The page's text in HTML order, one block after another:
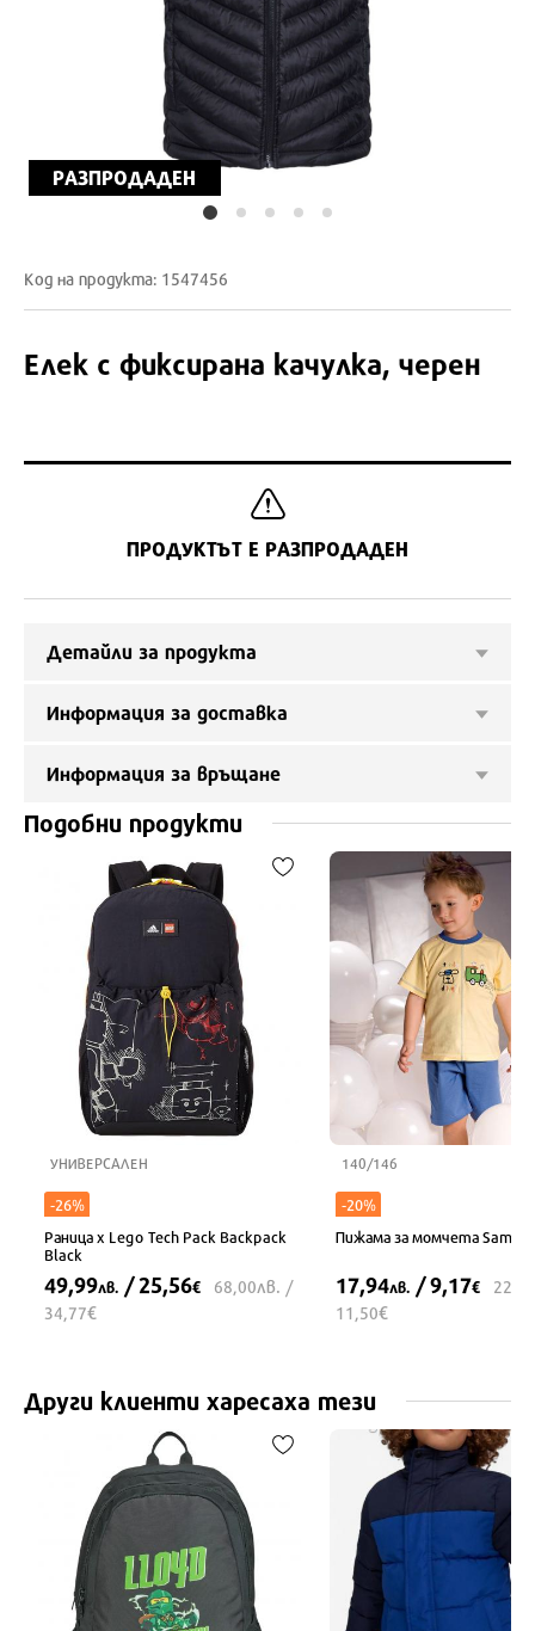
РАЗПРОДАДЕН
Код на продукта: 1547456
Елек с фиксирана качулка, черен
ПРОДУКТЪТ Е РАЗПРОДАДЕН
Детайли за продукта
Информация за доставка
Информация за връщане
Подобни продукти
УНИВЕРСАЛЕН
-26%
Раница x Lego Tech Pack Backpack
Black
49,99лв. / 25,56€ 68,00лв. /
34,77€
140/146
-20%
Пижама за момчета Samuel
17,94лв. / 9,17€
22,49
11,50€
Други клиенти харесаха тези